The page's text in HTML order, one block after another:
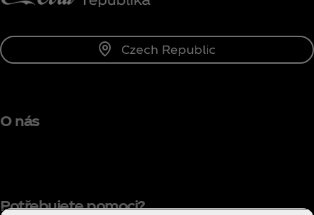
Czech Republic
O nás
Potřebujete pomoci?